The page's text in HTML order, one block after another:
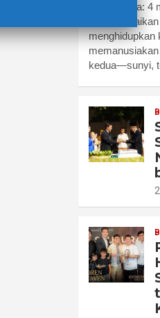
Waktu baca:
menghidupkan
kedua—sunyi,